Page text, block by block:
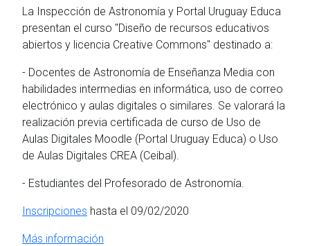
La Inspección de Astronomía y Portal Uruguay Educa
presentan el curso "Diseño de recursos educativos
abiertos y licencia Creative Commons" destinado a:
- Docentes de Astronomía de Enseñanza Media con
habilidades intermedias en informática, uso de correo
electrónico y aulas digitales o similares. Se valorará la
realización previa certificada de curso de Uso de
Aulas Digitales Moodle (Portal Uruguay Educa) o Uso
de Aulas Digitales CREA (Ceibal).
- Estudiantes del Profesorado de Astronomía.
Inscripciones hasta el 09/02/2020
Más información